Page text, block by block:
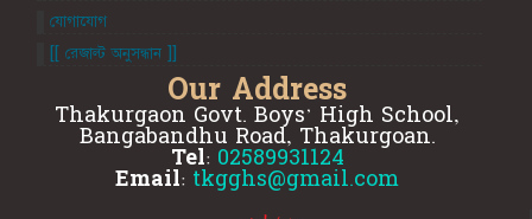
Our Address
Thakurgaon Govt. Boys' High School,
Bangabandhu Road, Thakurgoan.
Tel: 02589931124
Email: tkgghs@gmail.com
যোগাযোগ
[[ রেজাল্ট অনুসন্ধান ]]